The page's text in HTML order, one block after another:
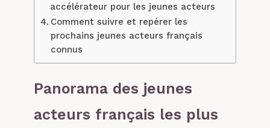
accélérateur pour les jeunes acteurs
Comment suivre et repérer les
prochains jeunes acteurs français
connus
Panorama des jeunes
acteurs français les plus